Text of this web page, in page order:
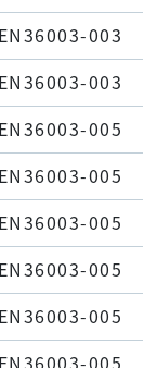
EN36003-003
EN36003-003
EN36003-005
EN36003-005
EN36003-005
EN36003-005
EN36003-005
EN36003-005